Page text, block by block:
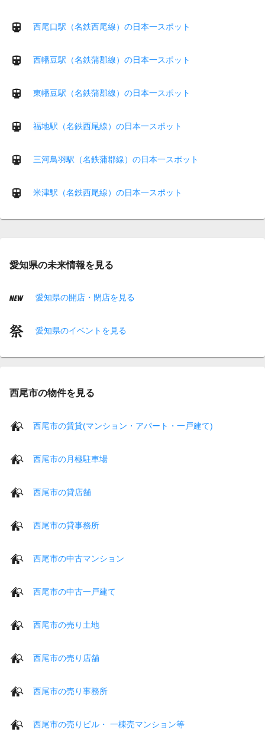
西尾口駅（名鉄西尾線）の日本一スポット
西幡豆駅（名鉄蒲郡線）の日本一スポット
東幡豆駅（名鉄蒲郡線）の日本一スポット
福地駅（名鉄西尾線）の日本一スポット
三河鳥羽駅（名鉄蒲郡線）の日本一スポット
米津駅（名鉄西尾線）の日本一スポット
愛知県の未来情報を見る
愛知県の開店・閉店を見る
愛知県のイベントを見る
西尾市の物件を見る
西尾市の賃貸(マンション・アパート・一戸建て)
西尾市の月極駐車場
西尾市の貸店舗
西尾市の貸事務所
西尾市の中古マンション
西尾市の中古一戸建て
西尾市の売り土地
西尾市の売り店舗
西尾市の売り事務所
西尾市の売りビル・ 一棟売マンション等